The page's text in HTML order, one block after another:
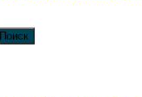
Поиск